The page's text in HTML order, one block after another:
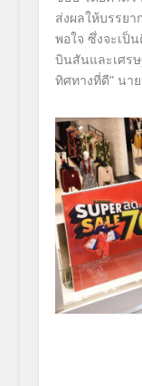
ส่งผลให้บรรยา
พอใจ ซึ่งจะเป็
บินสันและเศร
ทิศทางที่ดี” นา